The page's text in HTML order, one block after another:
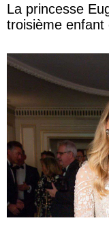
La princesse
troisième